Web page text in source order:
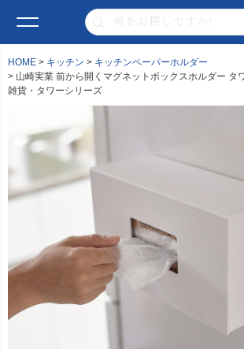
HOME キッチン
キッチンペーパーホルダー
山崎実業 前から開くマグネットボックスホルダー タ
雑貨・タワーシリーズ